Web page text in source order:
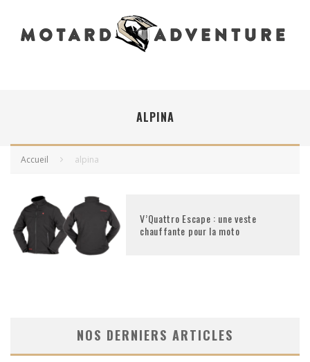
ALPINA
Accueil alpina
V’Quattro Escape : une veste
chauffante pour la moto
NOS DERNIERS ARTICLES